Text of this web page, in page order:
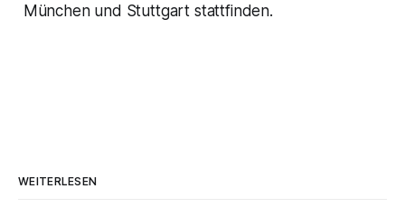
München und Stuttgart stattfinden.
WEITERLESEN